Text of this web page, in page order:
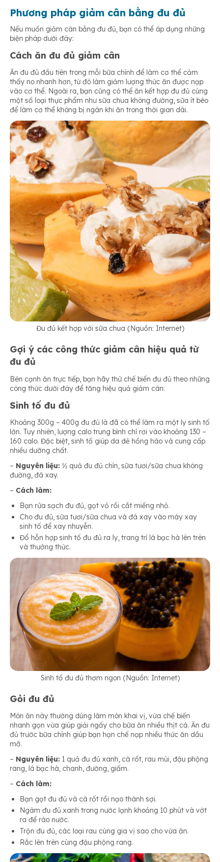
Phương pháp giảm cân bằng đu đủ
Nếu muốn giảm cân bằng đu đủ, bạn có thể áp dụng những
biện pháp dưới đây:
Cách ăn đu đủ giảm cân
Ăn đu đủ đầu tiên trong mỗi bữa chính để làm cơ thể cảm
thấy no nhanh hơn, từ đó làm giảm lượng thức ăn được nạp
vào cơ thể. Ngoài ra, bạn cũng có thể ăn kết hợp đu đủ cùng
một số loại thực phẩm như sữa chua không đường, sữa ít béo
để làm cơ thể không bị ngán khi ăn trong thời gian dài.
Đu đủ kết hợp với sữa chua (Nguồn: Internet)
Gợi ý các công thức giảm cân hiệu quả từ
đu đủ
Bên cạnh ăn trực tiếp, bạn hãy thử chế biến đu đủ theo những
công thức dưới đây để tăng hiệu quả giảm cân:
Sinh tố đu đủ
Khoảng 300g – 400g đu đủ là đã có thể làm ra một ly sinh tố
lớn. Tuy nhiên, lượng calo trung bình chỉ rơi vào khoảng 130 –
160 calo. Đặc biệt, sinh tố giúp da dẻ hồng hào và cung cấp
nhiều dưỡng chất.
– Nguyên liệu: ½ quả đu đủ chín, sữa tươi/sữa chua không
đường, đá xay.
– Cách làm:
Bạn rửa sạch đu đủ, gọt vỏ rồi cắt miếng nhỏ.
Cho đu đủ, sữa tươi/sữa chua và đá xay vào máy xay
sinh tố để xay nhuyễn.
Đổ hỗn hợp sinh tố đu đủ ra ly, trang trí lá bạc hà lên trên
và thưởng thức.
Sinh tố đu đủ thơm ngon (Nguồn: Internet)
Gỏi đu đủ
Món ăn này thường dùng làm món khai vị, vừa chế biến
nhanh gọn vừa giúp giải ngấy cho bữa ăn nhiều thịt cá. Ăn đu
đủ trước bữa chính giúp bạn hạn chế nạp nhiều thức ăn dầu
mỡ.
– Nguyên liệu: 1 quả đu đủ xanh, cà rốt, rau mùi, đậu phộng
rang, lá bạc hà, chanh, đường, giấm.
– Cách làm:
Bạn gọt đu đủ và cà rốt rồi nạo thành sợi.
Ngâm đu đủ xanh trong nước lạnh khoảng 10 phút và vớt
ra để ráo nước.
Trộn đu đủ, các loại rau cùng gia vị sao cho vừa ăn.
Rắc lên trên cùng đậu phộng rang.